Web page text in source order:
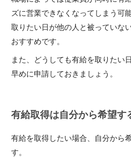
ズに営業できなくなってしまう可
取りたい日が他の人と被っていな
おすすめです。
また、どうしても有給を取りたい
早めに申請しておきましょう。
有給取得は自分から希望す
有給を取得したい場合、自分から
す。